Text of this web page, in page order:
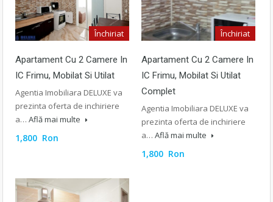
Închiriat
Apartament Cu 2 Camere In
IC Frimu, Mobilat Si Utilat
Agentia Imobiliara DELUXE va
prezinta oferta de inchiriere
a… Află mai multe
1,800 Ron
Închiriat
Apartament Cu 2 Camere In
IC Frimu, Mobilat Si Utilat
Complet
Agentia Imobiliara DELUXE va
prezinta oferta de inchiriere
a… Află mai multe
1,800 Ron